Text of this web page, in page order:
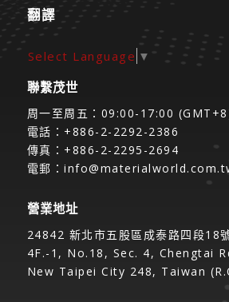
翻譯
Select Language ▼
聯繫茂世
周一至周五：09:00-17:00
電話：+886-2-2292-2386
傳真：+886-2-2295-2694
電郵：
營業地址
24842 新北市五股區成泰路四段18
4F.-1, No.18, Sec. 4, Chengtai
New Taipei City 248, Taiwan